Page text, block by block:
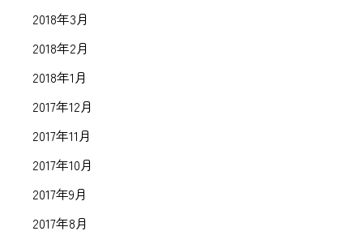
2018年3月
2018年2月
2018年1月
2017年12月
2017年11月
2017年10月
2017年9月
2017年8月